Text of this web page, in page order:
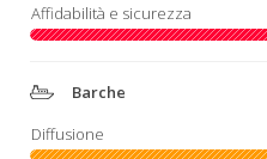
Barche